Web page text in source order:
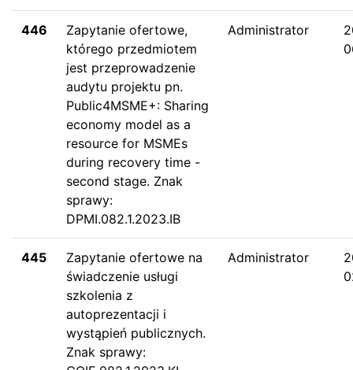
446
Zapytanie ofertowe,
którego przedmiotem
jest przeprowadzenie
audytu projektu pn.
Public4MSME+: Sharing
economy model as a
resource for MSMEs
during recovery time -
second stage. Znak
sprawy:
DPMI.082.1.2023.IB
Administrator
445
Zapytanie ofertowe na
świadczenie usługi
szkolenia z
autoprezentacji i
wystąpień publicznych.
Znak sprawy:
Administrator